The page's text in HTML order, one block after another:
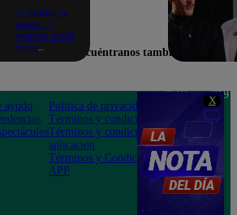
X
"A Peláez le
dicen...":
Manuel Gold
hace
de contar el
chiste
Encuéntranos también en
ayudo
Política de privacidad
Términos y condiciones
Términos y condiciones
aplicación
Términos y Condiciones
APP
Teléfono: 219
Av. San
Felipe 968
Jesús María